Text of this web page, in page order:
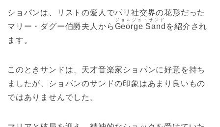
ショパンは、リストの愛人でパリ社交界の花形だった
マリー・ダグー伯爵夫人からGeorge Sand
ジョルジュ・サンド
を紹介され
ます。
このときサンドは、天才音楽家ショパンに好意を持ち
ましたが、ショパンのサンドの印象はあまり良いもの
ではありませんでした。